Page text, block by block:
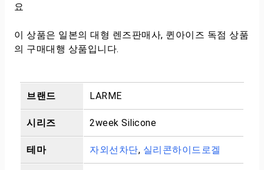
요
이 상품은 일본의 대형 렌즈판매사, 퀸아이즈 독점 상품
의 구매대행 상품입니다.
브랜드 LARME
시리즈 2week Silicone
테마 자외선차단, 실리콘하이드로겔